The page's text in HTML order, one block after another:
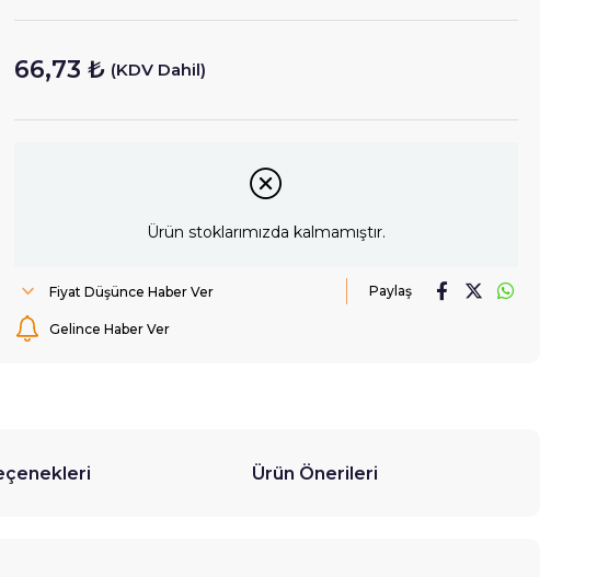
66,73 ₺ (KDV Dahil)
Ürün stoklarımızda kalmamıştır.
Fiyat Düşünce Haber Ver
Gelince Haber Ver
Paylaş
Ürün Önerileri